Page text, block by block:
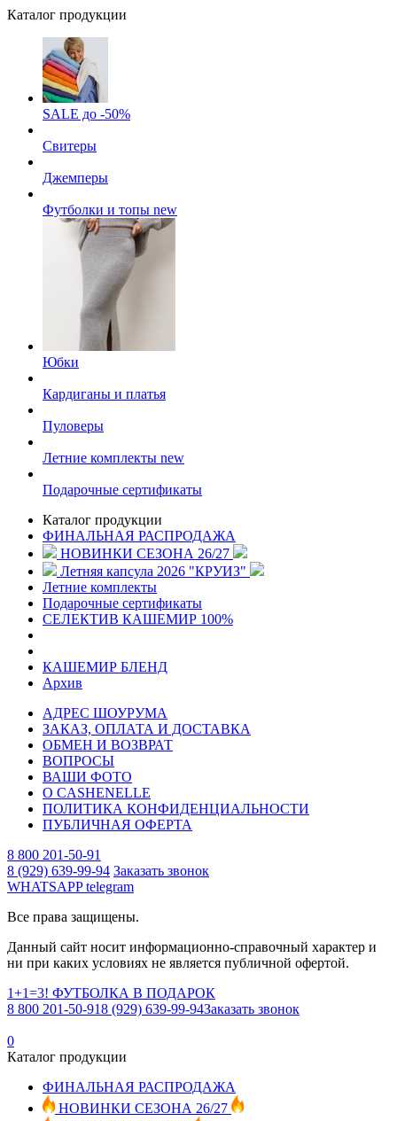
Каталог продукции
SALE до -50%
Свитеры
Джемперы
Футболки и топы new
Юбки
Кардиганы и платья
Пуловеры
Летние комплекты new
Подарочные сертификаты
Каталог продукции
ФИНАЛЬНАЯ РАСПРОДАЖА
НОВИНКИ СЕЗОНА 26/27
Летняя капсула 2026 "КРУИЗ"
Летние комплекты
Подарочные сертификаты
СЕЛЕКТИВ КАШЕМИР 100%
КАШЕМИР БЛЕНД
Архив
АДРЕС ШОУРУМА
ЗАКАЗ, ОПЛАТА И ДОСТАВКА
ОБМЕН И ВОЗВРАТ
ВОПРОСЫ
ВАШИ ФОТО
О CASHENELLE
ПОЛИТИКА КОНФИДЕНЦИАЛЬНОСТИ
ПУБЛИЧНАЯ ОФЕРТА
8 800 201-50-91
8 (929) 639-99-94 Заказать звонок
WHATSAPPtelegram
Все права защищены.
Данный сайт носит информационно-справочный характер и
ни при каких условиях не является публичной офертой.
1+1=3! ФУТБОЛКА В ПОДАРОК
8 800 201-50-918 (929) 639-99-94Заказать звонок
0
Каталог продукции
ФИНАЛЬНАЯ РАСПРОДАЖА
НОВИНКИ СЕЗОНА 26/27